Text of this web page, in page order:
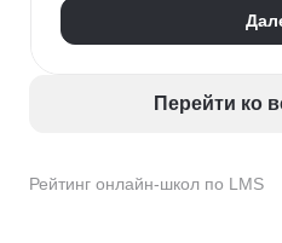
Рейтинг онлайн-школ по LMS
Перейти ко